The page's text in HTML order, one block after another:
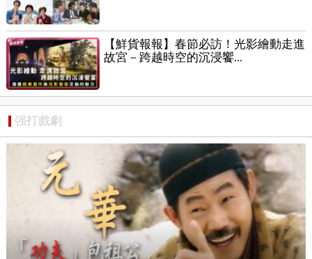
【鮮貨報報】春節必訪！光影繪動走進
故宮－跨越時空的沉浸饗...
强打戲劇